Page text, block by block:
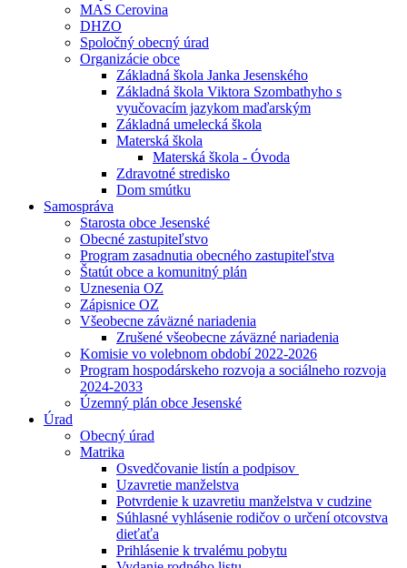
MAS Cerovina
DHZO
Spoločný obecný úrad
Organizácie obce
Základná škola Janka Jesenského
Základná škola Viktora Szombathyho s
vyučovacím jazykom maďarským
Základná umelecká škola
Materská škola
Materská škola - Óvoda
Zdravotné stredisko
Dom smútku
Samospráva
Starosta obce Jesenské
Obecné zastupiteľstvo
Program zasadnutia obecného zastupiteľstva
Štatút obce a komunitný plán
Uznesenia OZ
Zápisnice OZ
Všeobecne záväzné nariadenia
Zrušené všeobecne záväzné nariadenia
Komisie vo volebnom období 2022-2026
Program hospodárskeho rozvoja a sociálneho rozvoja
2024-2033
Územný plán obce Jesenské
Úrad
Obecný úrad
Matrika
Osvedčovanie listín a podpisov
Uzavretie manželstva
Potvrdenie k uzavretiu manželstva v cudzine
Súhlasné vyhlásenie rodičov o určení otcovstva
dieťaťa
Prihlásenie k trvalému pobytu